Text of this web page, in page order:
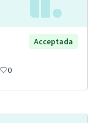
Acceptada
0